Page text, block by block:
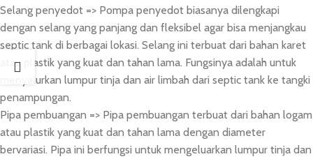
Selang penyedot => Pompa penyedot biasanya dilengkapi
dengan selang yang panjang dan fleksibel agar bisa menjangkau
septic tank di berbagai lokasi. Selang ini terbuat dari bahan karet
atau plastik yang kuat dan tahan lama. Fungsinya adalah untuk
menyalurkan lumpur tinja dan air limbah dari septic tank ke tangki
penampungan.
Pipa pembuangan => Pipa pembuangan terbuat dari bahan logam
atau plastik yang kuat dan tahan lama dengan diameter
bervariasi. Pipa ini berfungsi untuk mengeluarkan lumpur tinja dan